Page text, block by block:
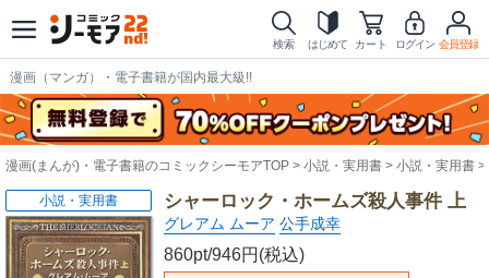
検索 はじめて カート ログイン 会員登録
漫画（マンガ）・電子書籍が国内最大級!!
漫画(まんが)・電子書籍のコミックシーモアTOP 小説・実用書 小説・実用書
シャーロック・ホームズ殺人事件 上
グレアム ムーア 公手成幸
860pt/946円(税込)
小説・実用書